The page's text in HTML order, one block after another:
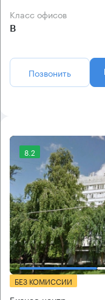
Класс офисов
B
Позвонить
8.2
БЕЗ КОМИССИИ